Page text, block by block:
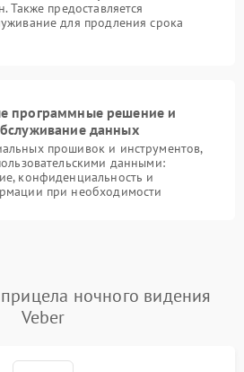
Также предоставляется
для продления срока
программные решение и
данных
прошивок и инструментов,
данными:
конфиденциальность и
при необходимости
ночного видения
Veber